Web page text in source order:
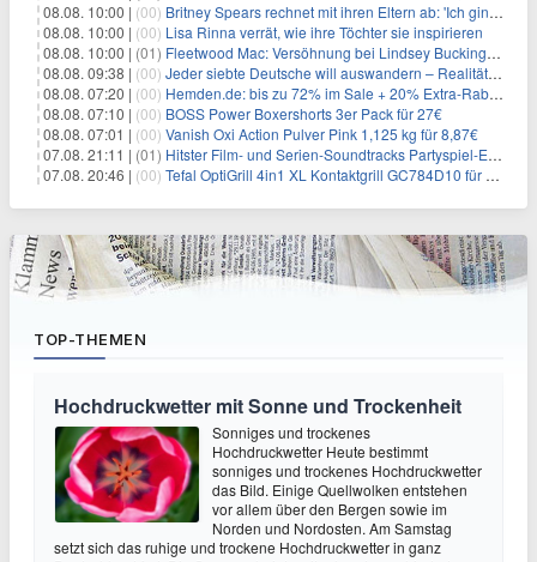
08.08. 10:00 | (00) Britney Spears rechnet mit ihren Eltern ab: 'Ich ging zwei Monate lang auf die Knie und weinte'
08.08. 10:00 | (00) Lisa Rinna verrät, wie ihre Töchter sie inspirieren
08.08. 10:00 | (01) Fleetwood Mac: Versöhnung bei Lindsey Buckingham und Stevie Nicks
08.08. 09:38 | (00) Jeder siebte Deutsche will auswandern – Realität sieht oft anders aus
08.08. 07:20 | (00) Hemden.de: bis zu 72% im Sale + 20% Extra-Rabatt dank Gutschein
08.08. 07:10 | (00) BOSS Power Boxershorts 3er Pack für 27€
08.08. 07:01 | (00) Vanish Oxi Action Pulver Pink 1,125 kg für 8,87€
07.08. 21:11 | (01) Hitster Film- und Serien-Soundtracks Partyspiel-Erweiterung für 6,99€
07.08. 20:46 | (00) Tefal OptiGrill 4in1 XL Kontaktgrill GC784D10 für 239,99€
TOP-THEMEN
Hochdruckwetter mit Sonne und Trockenheit
Sonniges und trockenes
Hochdruckwetter Heute bestimmt
sonniges und trockenes Hochdruckwetter
das Bild. Einige Quellwolken entstehen
vor allem über den Bergen sowie im
Norden und Nordosten. Am Samstag
setzt sich das ruhige und trockene Hochdruckwetter in ganz